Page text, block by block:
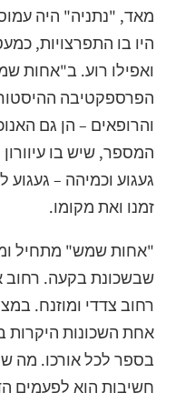
מאד, "נתניה" היה
היו בו התפרצויות,
ואפילו רוע. ב"אחות
הפרספקטיבה
והרופאים – הן גם
המספר, שיש בו
געגוע וכמיהה –
זמנו ואת מקומו.
"אחות שמש" מתחיל
שבשכונת בקעה. רחוב
רחוב צדדי ומוזנח.
אחת השכונות היקרות
בספר לכל אורכו. מה
חשיבות הוא לפעמים